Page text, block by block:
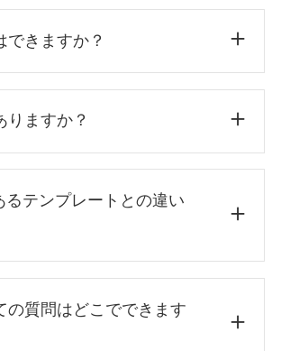
できますか？
りますか？
るテンプレートとの違い
ンシリーズ内のテンプレート数
の質問はどこでできます